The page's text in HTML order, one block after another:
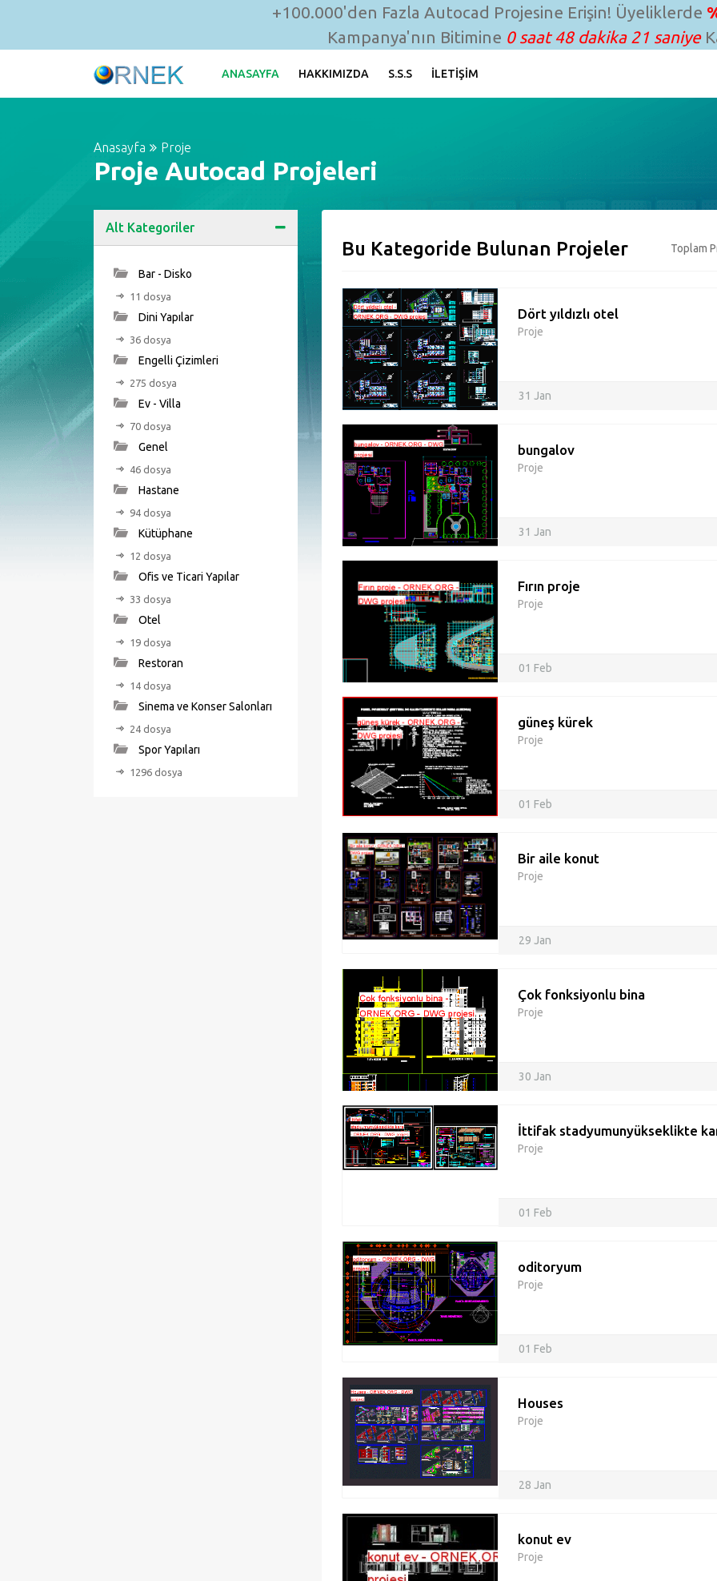
+100.000'den Fazla Autocad Projesine Erişin! Üyeliklerde
Kampanya'nın Bitimine 0 saat 48 dakika 20 saniye
ANASAYFA HAKKIMIZDA S.S.S İLETIŞIM
Anasayfa Proje
Proje Autocad Projeleri
Alt Kategoriler
Bar - Disko
11 dosya
Dini Yapılar
36 dosya
Engelli Çizimleri
275 dosya
Ev - Villa
70 dosya
Genel
46 dosya
Hastane
94 dosya
Kütüphane
12 dosya
Ofis ve Ticari Yapılar
33 dosya
Otel
19 dosya
Restoran
14 dosya
Sinema ve Konser Salonları
24 dosya
Spor Yapıları
1296 dosya
Bu Kategoride Bulunan Projeler Toplam
Dört yıldızlı otel
Proje
31 Jan
bungalov
Proje
31 Jan
Fırın proje
Proje
01 Feb
güneş kürek
Proje
01 Feb
Bir aile konut
Proje
29 Jan
Çok fonksiyonlu bina
Proje
30 Jan
İttifak stadyumunyükseklikte
Proje
01 Feb
oditoryum
Proje
01 Feb
Houses
Proje
28 Jan
konut ev
Proje